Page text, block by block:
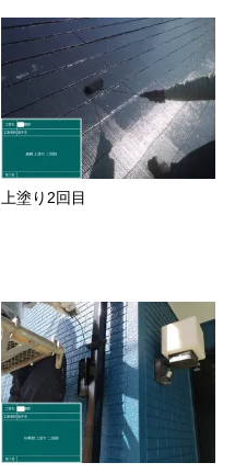
上塗り2回目